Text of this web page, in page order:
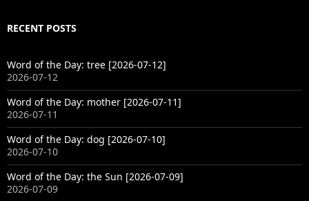
RECENT POSTS
Word of the Day: tree [2026-07-12]
2026-07-12
Word of the Day: mother [2026-07-11]
2026-07-11
Word of the Day: dog [2026-07-10]
2026-07-10
Word of the Day: the Sun [2026-07-09]
2026-07-09